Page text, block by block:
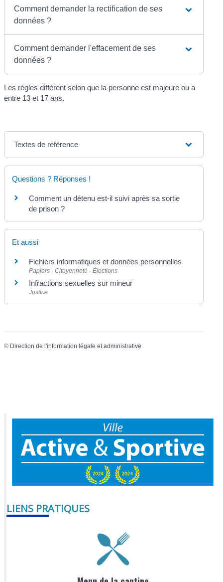
Comment demander la rectification de ses
données ?
Comment demander l'effacement de ses
données ?
Les règles diffèrent selon que la personne est majeure ou a
entre 13 et 17 ans.
Textes de référence
Questions ? Réponses !
Comment un détenu est-il suivi après sa sortie
de prison ?
Et aussi
Fichiers informatiques et données personnelles
Papiers - Citoyenneté - Élections
Infractions sexuelles sur mineur
Justice
© Direction de l'information légale et administrative
LIENS PRATIQUES